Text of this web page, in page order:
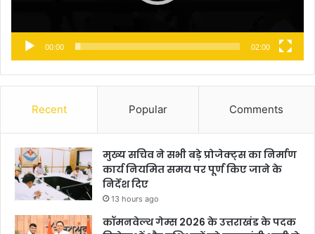
00:00 02:00
Recent Popular Comments
मुख्य सचिव ने सभी बड़े प्रोजेक्ट्स का निर्माण
कार्य नियमित समय पर पूर्ण किए जाने के
निर्देश दिए
13 hours ago
कॉमनवेल्थ गेम्स 2026 के उत्तराखंड के पदक